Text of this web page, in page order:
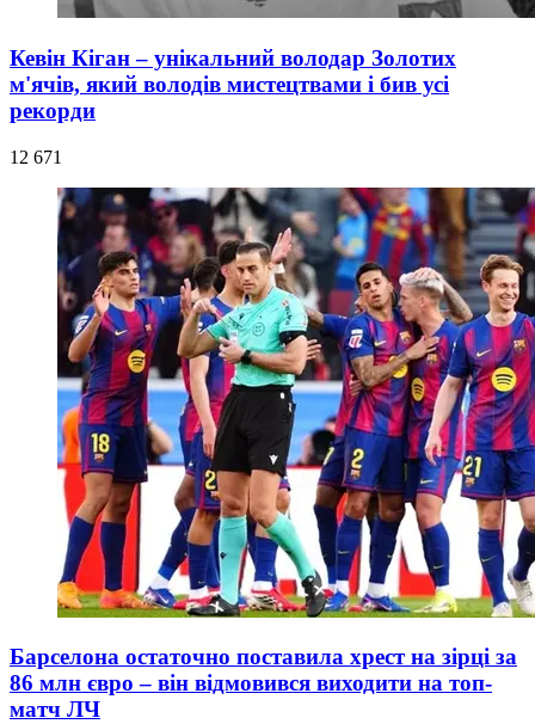
Кевін Кіган – унікальний володар Золотих
м'ячів, який володів мистецтвами і бив усі
рекорди
12 671
Барселона остаточно поставила хрест на зірці за
86 млн євро – він відмовився виходити на топ-
матч ЛЧ